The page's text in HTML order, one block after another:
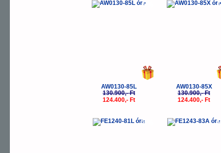
-5%
AW0130-85L
130.900,- Ft
124.400,- Ft
-
AW0130-85X
130.900,- Ft
124.400,- Ft
-5% -